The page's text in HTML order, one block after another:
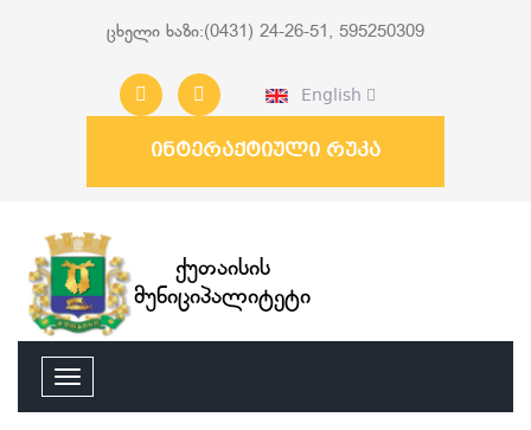
ცხელი ხაზი:(0431) 24-26-51, 595250309
English
ინტერაქტიული რუკა
ქუთაისის
მუნიციპალიტეტი